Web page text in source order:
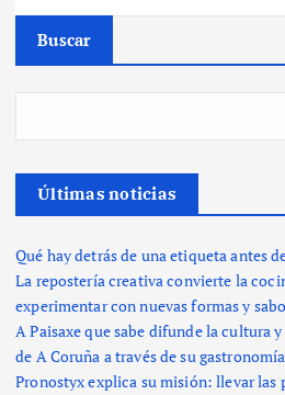
Buscar
Últimas noticias
Qué hay detrás de una etiqueta antes
La repostería creativa convierte la
experimentar con nuevas formas y
A Paisaxe que sabe difunde la cultura
de A Coruña a través de su gastronomía
Pronostyx explica su misión: llevar las